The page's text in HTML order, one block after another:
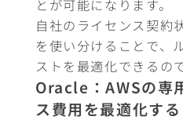
とが可能になります。
自社のライセンス契約
を使い分けることで、
ストを最適化できるので
Oracle：AWSの専
ス費用を最適化する